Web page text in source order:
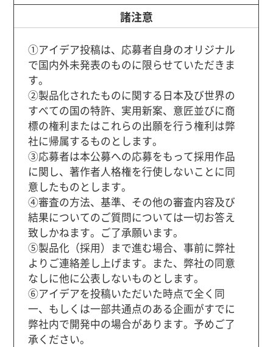
諸注意
①アイデア投稿は、応募者自身のオリジナル
で国内外未発表のものに限らせていただきま
す。
②製品化されたものに関する日本及び世界の
すべての国の特許、実用新案、意匠並びに商
標の権利またはこれらの出願を行う権利は弊
社に帰属するものとします。
③応募者は本公募への応募をもって採用作品
に関し、著作者人格権を行使しないことに同
意したものとします。
④審査の方法、基準、その他の審査内容及び
結果についてのご質問については一切お答え
致しかねます。ご了承願います。
⑤製品化（採用）まで進む場合、事前に弊社
よりご連絡差し上げます。また、弊社の同意
なしに他に公表しないものとします。
⑥アイデアを投稿いただいた時点で全く同
一、もしくは一部共通点のある企画がすでに
弊社内で開発中の場合があります。予めご了
承ください。